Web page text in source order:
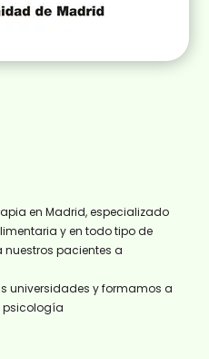
en Madrid, especializado
y en todo tipo de
pacientes a
universidades y formamos a
psicología